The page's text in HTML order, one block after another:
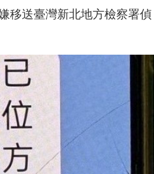
移送臺灣新北地方檢察署偵